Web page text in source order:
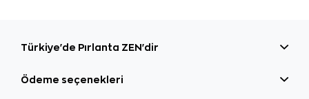
Türkiye'de Pırlanta ZEN'dir
Ödeme seçenekleri